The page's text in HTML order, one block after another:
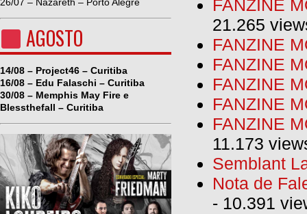
AGOSTO
14/08 – Project46 – Curitiba
16/08 – Edu Falaschi – Curitiba
30/08 – Memphis May Fire e
Blessthefall – Curitiba
FANZINE
21.265
FANZINE
FANZINE
FANZINE
FANZINE
FANZINE
11.173
Semblant
Nota de
- 10.391